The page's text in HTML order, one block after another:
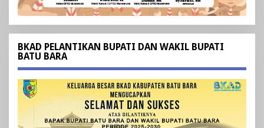
BKAD PELANTIKAN BUPATI DAN WAKIL BUPATI
BATU BARA